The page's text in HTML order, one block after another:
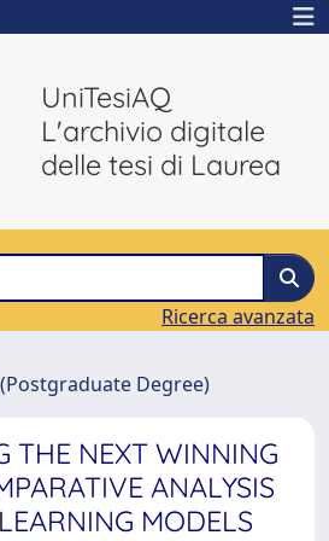
UniTesiAQ
L'archivio digitale
delle tesi di Laurea
Ricerca avanzata
Degree)
THE NEXT WINNING
ANALYSIS
MODELS